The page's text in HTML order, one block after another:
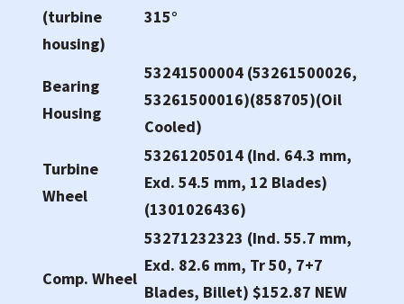
(turbine
housing)
315°
Bearing
Housing
53241500004 (53261500026,
53261500016)(858705)(Oil
Cooled)
Turbine
Wheel
53261205014 (Ind. 64.3 mm,
Exd. 54.5 mm, 12 Blades)
(1301026436)
Comp. Wheel
53271232323 (Ind. 55.7 mm,
Exd. 82.6 mm, Tr 50, 7+7
Blades, Billet) $152.87 NEW